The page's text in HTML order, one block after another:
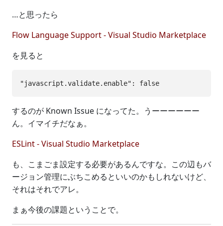
…と思ったら
Flow Language Support - Visual Studio Marketplace
を見ると
するのが Known Issue になってた。うーーーーーー
ん。イマイチだなぁ。
ESLint - Visual Studio Marketplace
も、こまごま設定する必要があるんですな。この辺もバ
ージョン管理にぶちこめるといいのかもしれないけど、
それはそれでアレ。
まぁ今後の課題ということで。